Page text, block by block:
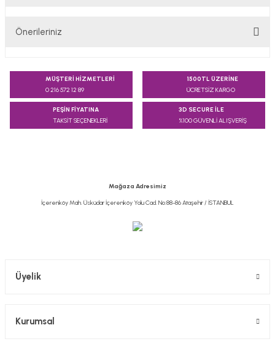
Önerileriniz
konularda yetersiz gördüğünüz noktaları öneri formunu
kullanarak tarafımıza iletebilirsiniz.
Ürün resmi kalitesiz, bozuk veya görüntülenemiyor.
MÜŞTERİ HİZMETLERİ
0 216 572 12 89
1500TL ÜZERİNE
ÜCRETSİZ KARGO
PEŞİN FİYATINA
TAKSİT SEÇENEKLERİ
3D SECURE İLE
%100 GÜVENLİ ALIŞVERİŞ
Mağaza Adresimiz
İçerenköy Mah. Üsküdar İçerenköy Yolu Cad. No:88-86 Ataşehir / İSTANBUL
Üyelik
Kurumsal